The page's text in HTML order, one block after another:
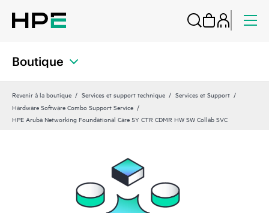
Boutique
Revenir à la boutique Services et support technique
Services et Support
Hardware Software Combo Support Service
HPE Aruba Networking Foundational Care 5Y CTR CDMR HW SW Collab SVC